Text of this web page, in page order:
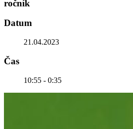
ročník
Datum
21.04.2023
Čas
10:55 - 0:35